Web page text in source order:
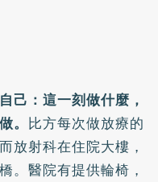
己：這一刻做什麼，
。 比方每次做放療的
放射科在住院大樓，
。醫院有提供輪椅，